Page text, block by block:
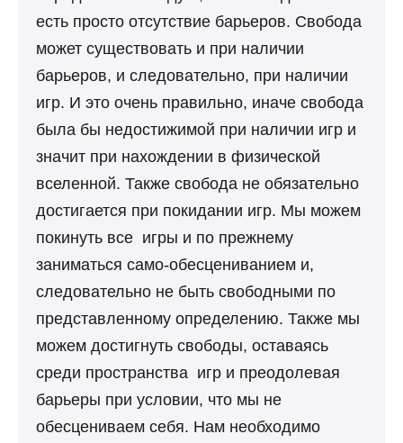
есть просто отсутствие барьеров. Свобода
может существовать и при наличии
барьеров, и следовательно, при наличии
игр. И это очень правильно, иначе свобода
была бы недостижимой при наличии игр и
значит при нахождении в физической
вселенной. Также свобода не обязательно
достигается при покидании игр. Мы можем
покинуть все игры и по прежнему
заниматься само-обесцениванием и,
следовательно не быть свободными по
представленному определению. Также мы
можем достигнуть свободы, оставаясь
среди пространства игр и преодолевая
барьеры при условии, что мы не
обесцениваем себя. Нам необходимо